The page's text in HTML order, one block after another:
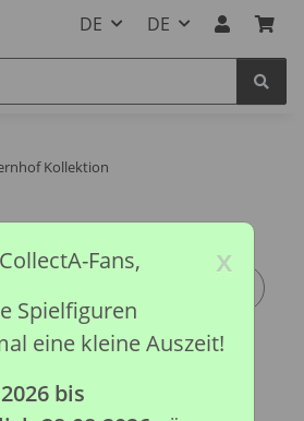
DE DE
Kollektion
x
Fans,
Spielfiguren
eine kleine Auszeit!
bis